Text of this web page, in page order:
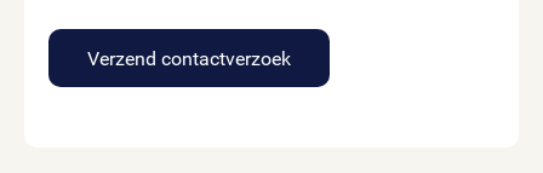
Verzend contactverzoek